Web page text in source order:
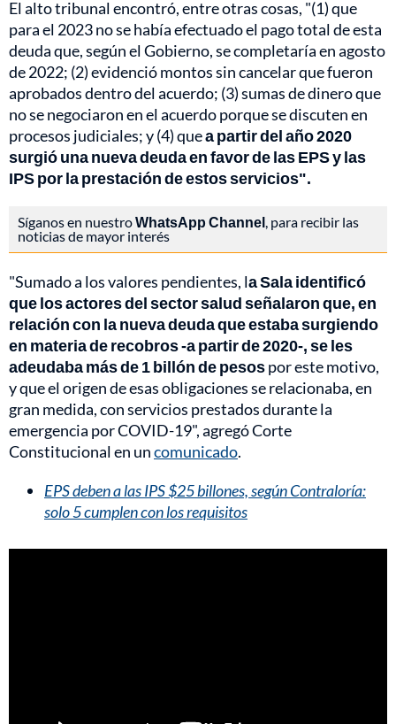
El alto tribunal encontró, entre otras cosas, "(1) que
para el 2023 no se había efectuado el pago total de esta
deuda que, según el Gobierno, se completaría en agosto
de 2022; (2) evidenció montos sin cancelar que fueron
aprobados dentro del acuerdo; (3) sumas de dinero que
no se negociaron en el acuerdo porque se discuten en
procesos judiciales; y (4) quea partir del año 2020
surgió una nueva deuda en favor de las EPS y las
IPS por la prestación de estos servicios".
Síganos en nuestroWhatsApp Channel , para recibir las
noticias de mayor interés
"Sumado a los valores pendientes, la Sala identificó
que los actores del sector salud señalaron que, en
relación con la nueva deuda que estaba surgiendo
en materia de recobros -a partir de 2020-, se les
adeudaba más de 1 billón de pesospor este motivo,
y que el origen de esas obligaciones se relacionaba, en
gran medida, con servicios prestados durante la
emergencia por COVID-19", agregó Corte
Constitucional en uncomunicado.
EPS deben a las IPS $25 billones, según Contraloría:
solo 5 cumplen con los requisitos